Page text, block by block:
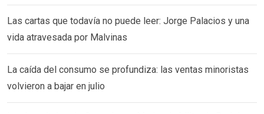
Las cartas que todavía no puede leer: Jorge Palacios y una
vida atravesada por Malvinas
La caída del consumo se profundiza: las ventas minoristas
volvieron a bajar en julio